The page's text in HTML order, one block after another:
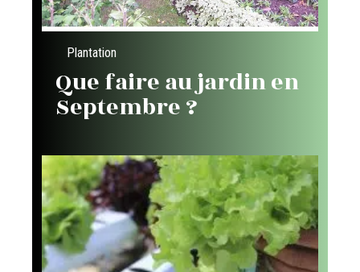
Plantation
Que faire au jardin en
Septembre ?